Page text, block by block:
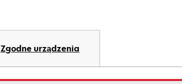
Zgodne urządzenia